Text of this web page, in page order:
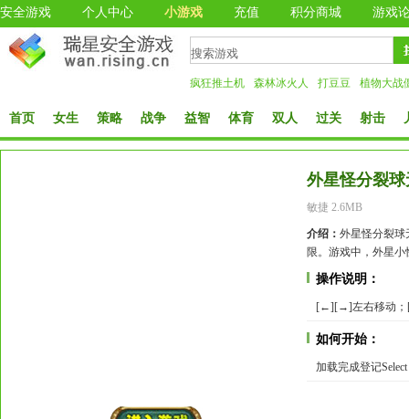
安全游戏 个人中心 小游戏 充值 积分商城 游戏
疯狂推土机 森林冰火人 打豆豆 植物大战
首页 女生 策略 战争 益智 体育 双人 过关 射击
外星怪分裂
敏捷 2.6MB
介绍： 外星怪分裂球
限。游戏中，外星
操作说明：
[←][→]左右移动；[
如何开始：
加载完成登记